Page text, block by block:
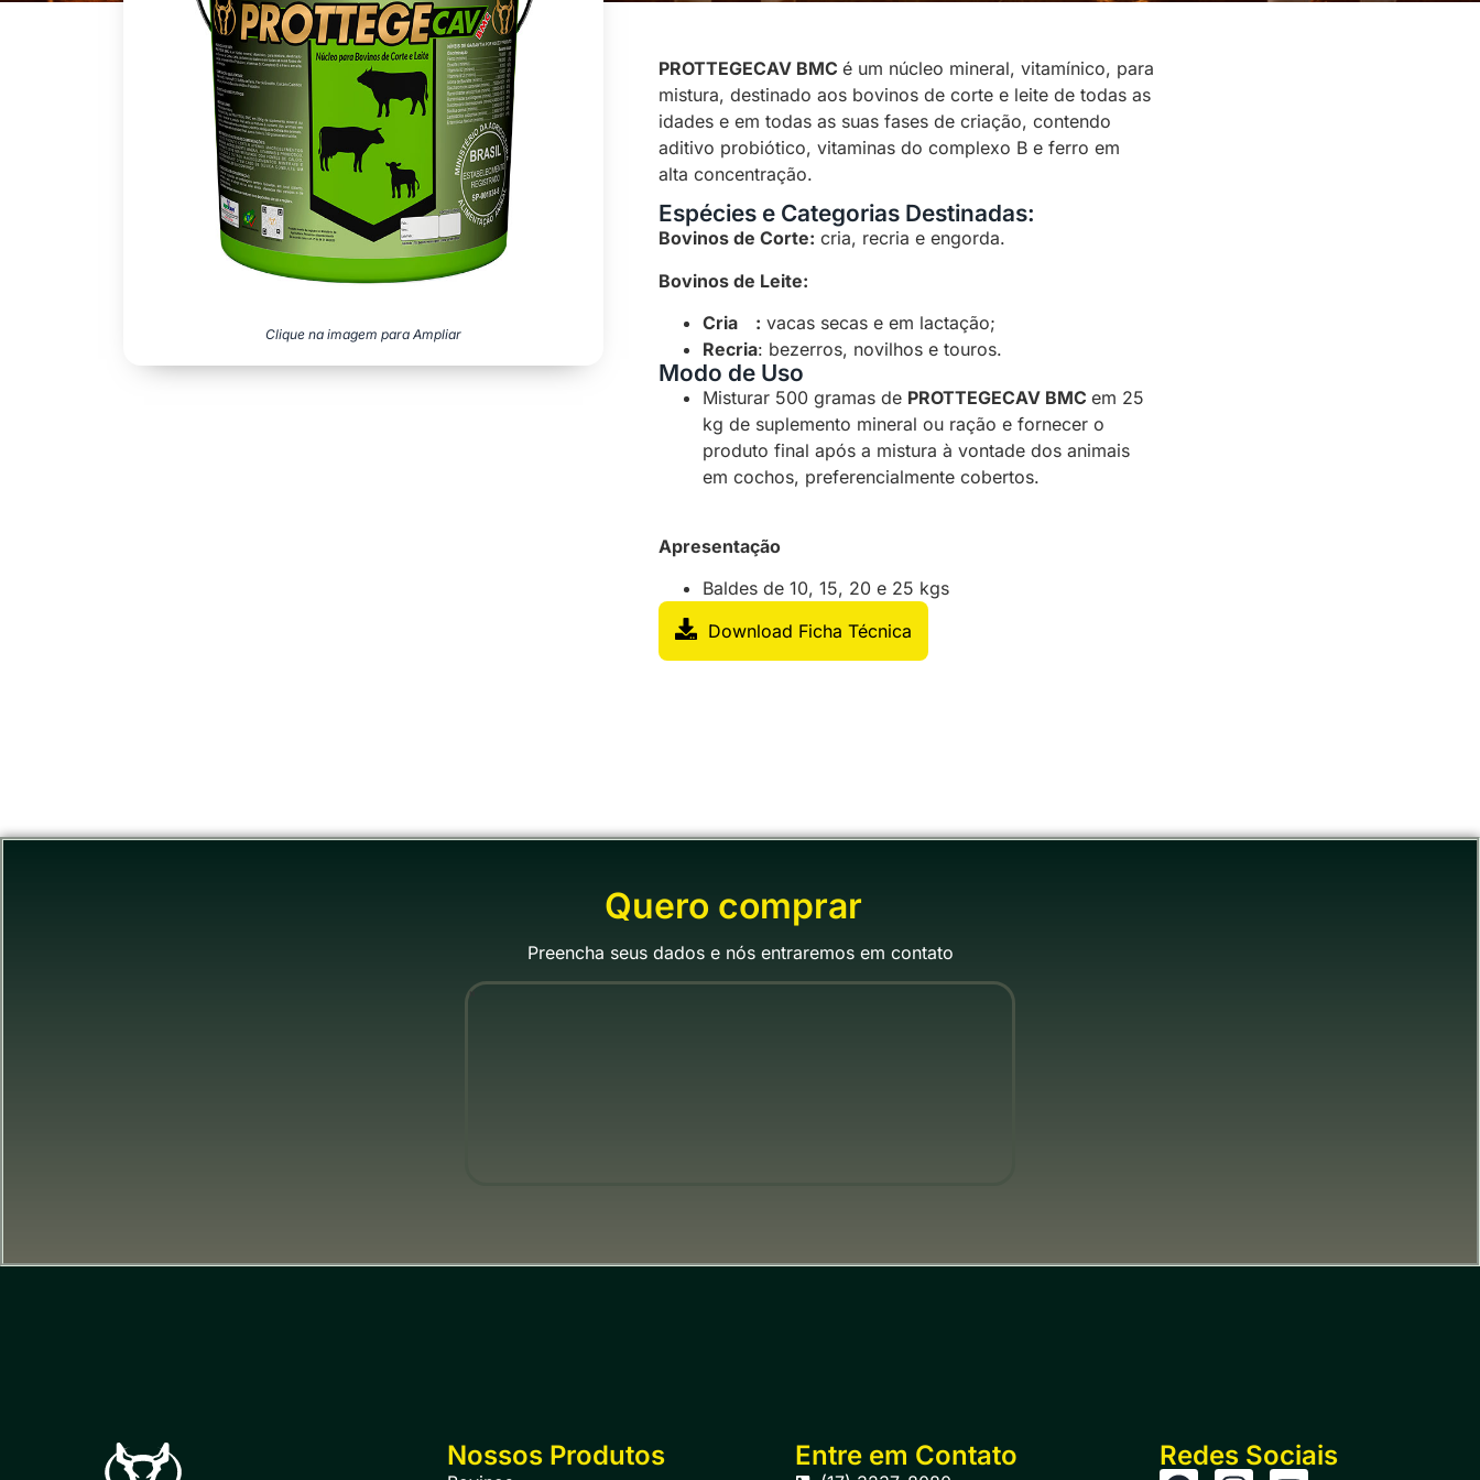
Clique na imagem para Ampliar
PROTTEGECAV BMC é um núcleo mineral, vitamínico, para
mistura, destinado aos bovinos de corte e leite de todas as
idades e em todas as suas fases de criação, contendo
aditivo probiótico, vitaminas do complexo B e ferro em
alta concentração.
Espécies e Categorias Destinadas:
Bovinos de Corte: cria, recria e engorda.
Bovinos de Leite:
Cria : vacas secas e em lactação;
Recria: bezerros, novilhos e touros.
Modo de Uso
Misturar 500 gramas de PROTTEGECAV BMC em 25
kg de suplemento mineral ou ração e fornecer o
produto final após a mistura à vontade dos animais
em cochos, preferencialmente cobertos.
Apresentação
Baldes de 10, 15, 20 e 25 kgs
Download Ficha Técnica
Quero comprar
Preencha seus dados e nós entraremos em contato
"
Nossos Produtos Entre em Contato Redes Sociais